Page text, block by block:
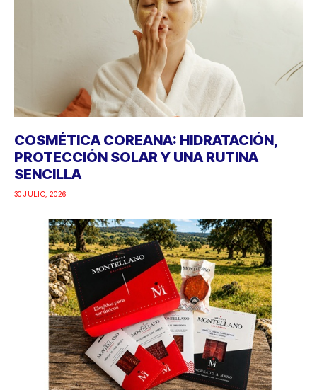
COSMÉTICA COREANA: HIDRATACIÓN,
PROTECCIÓN SOLAR Y UNA RUTINA
SENCILLA
30 JULIO, 2026